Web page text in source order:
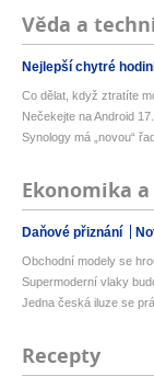
Věda a
Nejlepší chytré
Co dělat, když ztratíte
Nečekejte na Android
Synology má „novou“
Ekonomika
Daňové přiznání
Obchodní modely se
Supermoderní vlaky
Jedna česká iluze se
Recepty